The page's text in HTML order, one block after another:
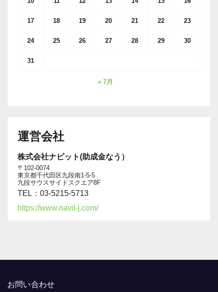
17 18 19 20 21 22 23
24 25 26 27 28 29 30
31
« 7月
運営会社
株式会社ナビット(助成金なう）
〒102-0074
東京都千代田区九段南1-5-5
九段サウスサイドスクエア8F
TEL：03-5215-5713
https://www.navit-j.com/
お問い合わせ